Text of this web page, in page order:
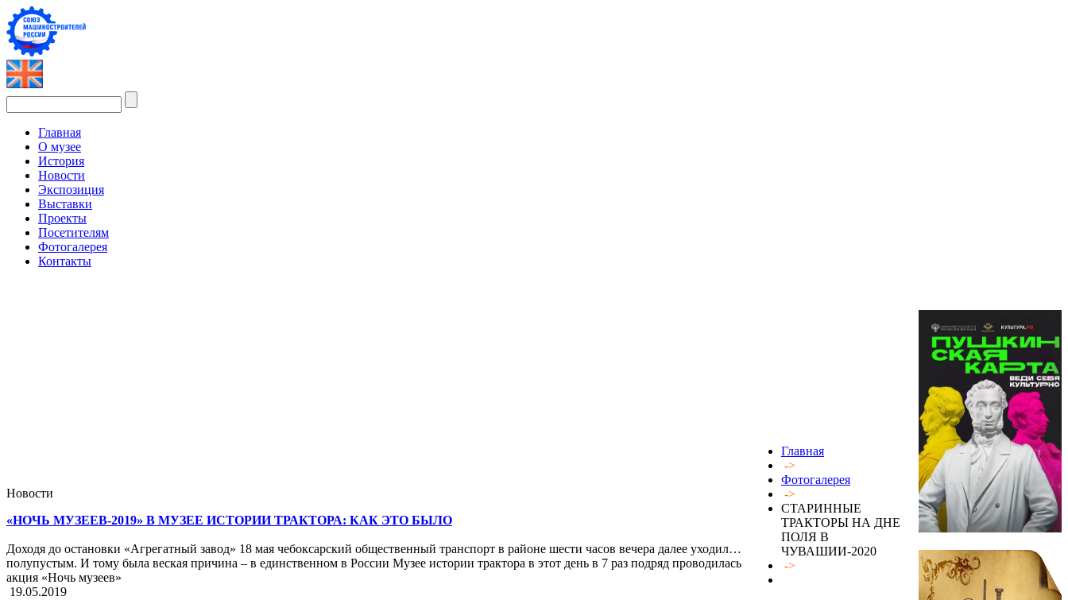
Главная
О музее
История
Новости
Экспозиция
Выставки
Проекты
Посетителям
Фотогалерея
Контакты
Новости
«НОЧЬ МУЗЕЕВ-2019» В МУЗЕЕ ИСТОРИИ ТРАКТОРА: КАК ЭТО БЫЛО
Доходя до остановки «Агрегатный завод» 18 мая чебоксарский общественный транспорт в районе шести часов вечера далее уходил…
полупустым. И тому была веская причина – в единственном в России Музее истории трактора в этот день в 7 раз подряд проводилась
акция «Ночь музеев»
19.05.2019
Главная
->
Фотогалерея
->
СТАРИННЫЕ
ТРАКТОРЫ НА ДНЕ
ПОЛЯ В
ЧУВАШИИ-2020
->